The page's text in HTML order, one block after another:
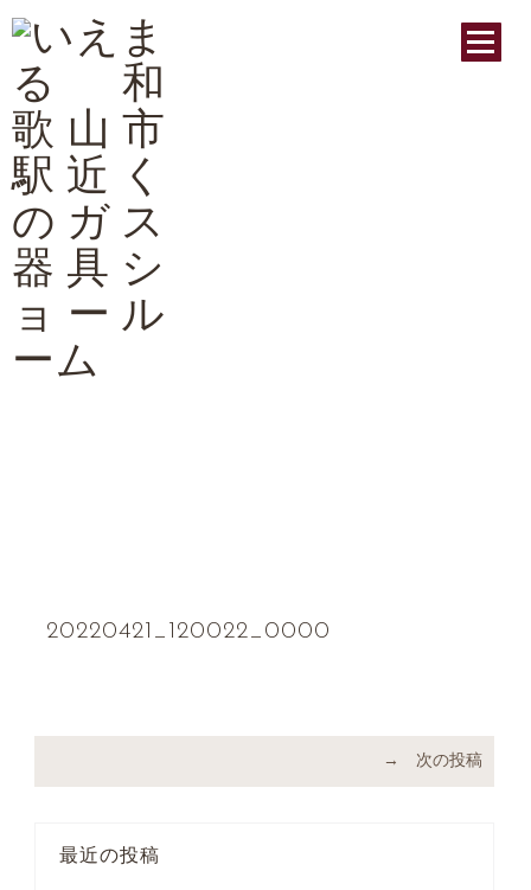
20220421_120022_0000
→ 次の投稿
最近の投稿